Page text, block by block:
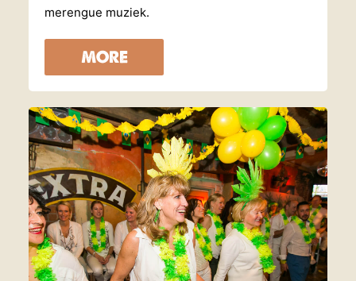
merengue muziek.
MORE